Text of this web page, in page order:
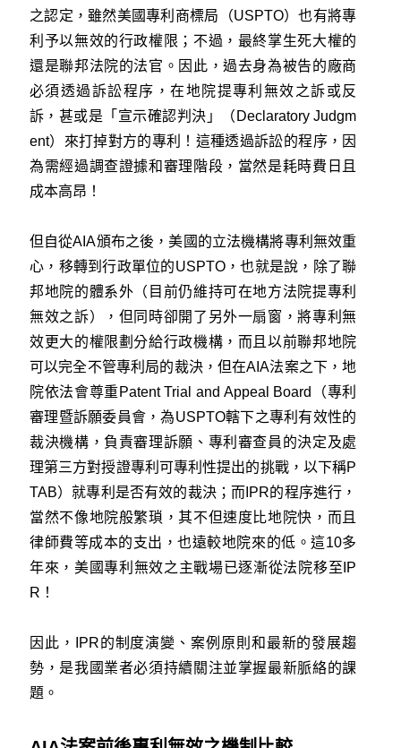
之認定，雖然美國專利商標局（USPTO）也有將專
利予以無效的行政權限；不過，最終掌生死大權的
還是聯邦法院的法官。因此，過去身為被告的廠商
必須透過訴訟程序，在地院提專利無效之訴或反
訴，甚或是「宣示確認判決」（Declaratory Judgm
ent）來打掉對方的專利！這種透過訴訟的程序，因
為需經過調查證據和審理階段，當然是耗時費日且
成本高昂！
但自從AIA頒布之後，美國的立法機構將專利無效重
心，移轉到行政單位的USPTO，也就是說，除了聯
邦地院的體系外（目前仍維持可在地方法院提專利
無效之訴），但同時卻開了另外一扇窗，將專利無
效更大的權限劃分給行政機構，而且以前聯邦地院
可以完全不管專利局的裁決，但在AIA法案之下，地
院依法會尊重Patent Trial and Appeal Board（專利
審理暨訴願委員會，為USPTO轄下之專利有效性的
裁決機構，負責審理訴願、專利審查員的決定及處
理第三方對授證專利可專利性提出的挑戰，以下稱P
TAB）就專利是否有效的裁決；而IPR的程序進行，
當然不像地院般繁瑣，其不但速度比地院快，而且
律師費等成本的支出，也遠較地院來的低。這10多
年來，美國專利無效之主戰場已逐漸從法院移至IP
R！
因此，IPR的制度演變、案例原則和最新的發展趨
勢，是我國業者必須持續關注並掌握最新脈絡的課
題。